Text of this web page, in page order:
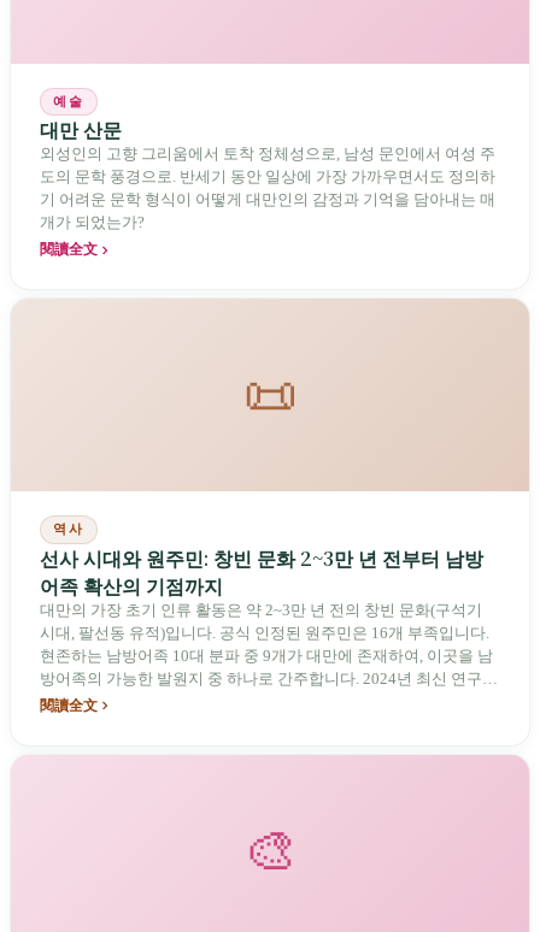
예술
대만 산문
외성인의 고향 그리움에서 토착 정체성으로, 남성 문인에서 여성 주
도의 문학 풍경으로. 반세기 동안 일상에 가장 가까우면서도 정의하
기 어려운 문학 형식이 어떻게 대만인의 감정과 기억을 담아내는 매
개가 되었는가?
閱讀全文
📜
역사
선사 시대와 원주민: 창빈 문화 2~3만 년 전부터 남방
어족 확산의 기점까지
대만의 가장 초기 인류 활동은 약 2~3만 년 전의 창빈 문화(구석기
시대, 팔선동 유적)입니다. 공식 인정된 원주민은 16개 부족입니다.
현존하는 남방어족 10대 분파 중 9개가 대만에 존재하여, 이곳을 남
방어족의 가능한 발원지 중 하나로 간주합니다. 2024년 최신 연구에
따르면 대만에서 약 20%가 이주했으며 인도네시아로 이어지는 확
閱讀全文
🎨